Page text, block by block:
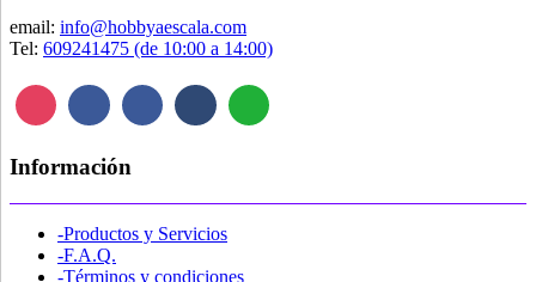
email: info@hobbyaescala.com
Tel: 609241475 (de 10:00 a 14:00)
Información
-Productos y Servicios
-F.A.Q.
-Términos y condiciones